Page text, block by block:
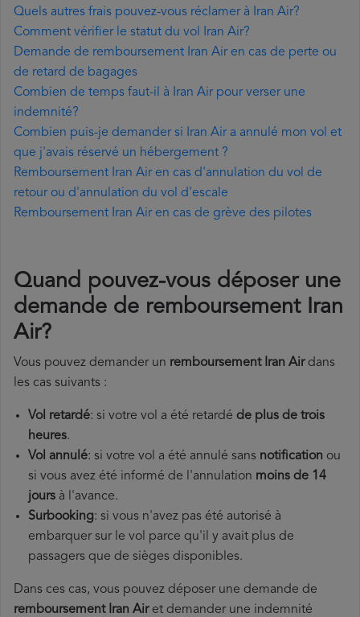
Quels autres frais pouvez-vous réclamer à Iran Air?
Comment vérifier le statut du vol Iran Air?
Demande de remboursement Iran Air en cas de perte ou
de retard de bagages
Combien de temps faut-il à Iran Air pour verser une
indemnité?
Combien puis-je demander si Iran Air a annulé mon vol et
que j'avais réservé un hébergement ?
Remboursement Iran Air en cas d'annulation du vol de
retour ou d'annulation du vol d'escale
Remboursement Iran Air en cas de grève des pilotes
Quand pouvez-vous déposer une
demande de remboursement Iran
Air?
Vous pouvez demander un remboursement Iran Airdans
les cas suivants :
Vol retardé: si votre vol a été retardé de plus de trois
heures.
Vol annulé: si votre vol a été annulé sans notification ou
si vous avez été informé de l'annulation moins de 14
jours à l'avance.
Surbooking: si vous n'avez pas été autorisé à
embarquer sur le vol parce qu'il y avait plus de
passagers que de sièges disponibles.
Dans ces cas, vous pouvez déposer une demande de
remboursement Iran Airet demander une indemnité